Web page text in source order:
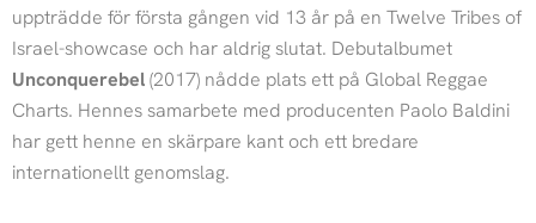
uppträdde för första gången vid 13 år på en Twelve Tribes of
Israel-showcase och har aldrig slutat. Debutalbumet
Unconquerebel(2017) nådde plats ett på Global Reggae
Charts. Hennes samarbete med producenten Paolo Baldini
har gett henne en skärpare kant och ett bredare
internationellt genomslag.